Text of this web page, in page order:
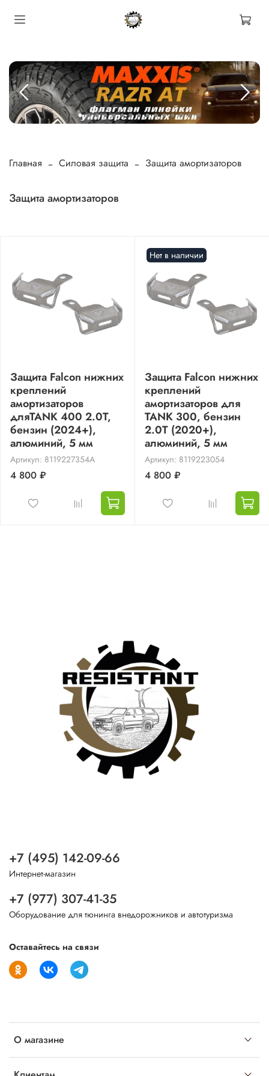
Главная Силовая защита Защита амортизаторов
Защита амортизаторов
Защита Falcon нижних
креплений
амортизаторов
дляTANK 400 2.0T,
бензин (2024+),
алюминий, 5 мм
Артикул: 8119227354A
4 800 ₽
Нет в наличии
Защита Falcon нижних
креплений
амортизаторов для
TANK 300, бензин
2.0T (2020+),
алюминий, 5 мм
Артикул: 8119223054
4 800 ₽
О магазине
+7 (495) 142-09-66
Интернет-магазин
+7 (977) 307-41-35
Оборудование для тюнинга внедорожников и автотуризма
Оставайтесь на связи